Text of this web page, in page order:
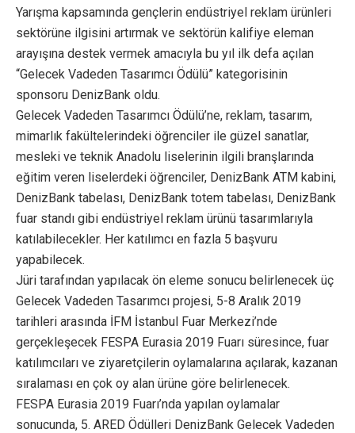
Yarışma kapsamında gençlerin endüstriyel reklam ürünleri
sektörüne ilgisini artırmak ve sektörün kalifiye eleman
arayışına destek vermek amacıyla bu yıl ilk defa açılan
“Gelecek Vadeden Tasarımcı Ödülü” kategorisinin
sponsoru DenizBank oldu.
Gelecek Vadeden Tasarımcı Ödülü’ne, reklam, tasarım,
mimarlık fakültelerindeki öğrenciler ile güzel sanatlar,
mesleki ve teknik Anadolu liselerinin ilgili branşlarında
eğitim veren liselerdeki öğrenciler, DenizBank ATM kabini,
DenizBank tabelası, DenizBank totem tabelası, DenizBank
fuar standı gibi endüstriyel reklam ürünü tasarımlarıyla
katılabilecekler. Her katılımcı en fazla 5 başvuru
yapabilecek.
Jüri tarafından yapılacak ön eleme sonucu belirlenecek üç
Gelecek Vadeden Tasarımcı projesi, 5-8 Aralık 2019
tarihleri arasında İFM İstanbul Fuar Merkezi’nde
gerçekleşecek FESPA Eurasia 2019 Fuarı süresince, fuar
katılımcıları ve ziyaretçilerin oylamalarına açılarak, kazanan
sıralaması en çok oy alan ürüne göre belirlenecek.
FESPA Eurasia 2019 Fuarı’nda yapılan oylamalar
sonucunda, 5. ARED Ödülleri DenizBank Gelecek Vadeden